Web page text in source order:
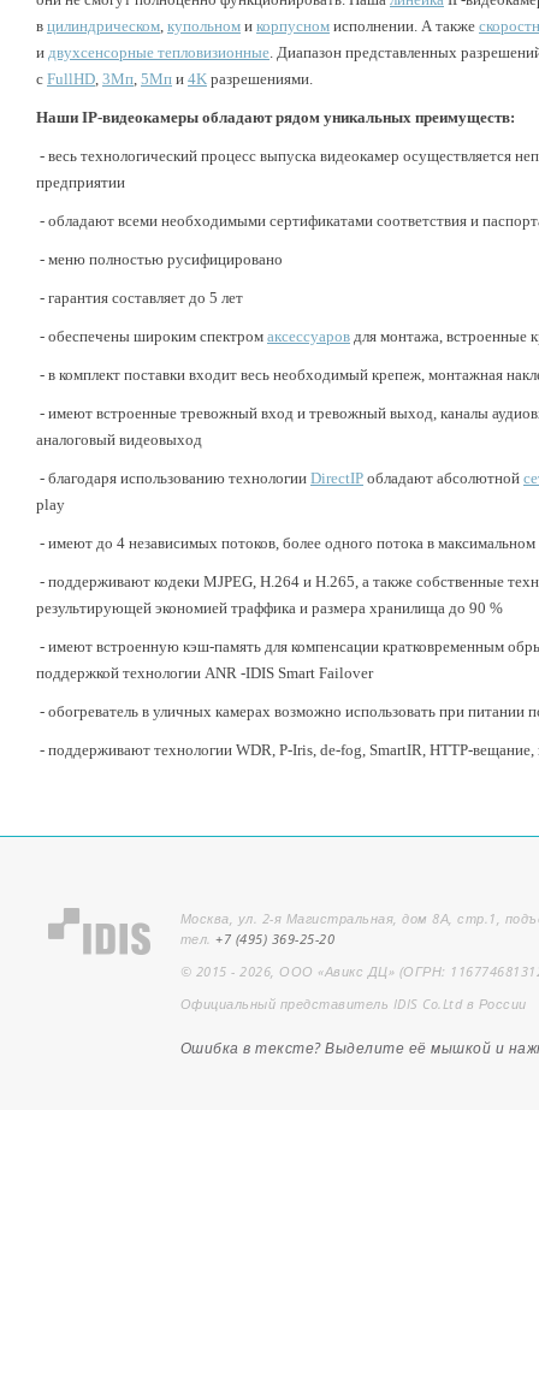
в цилиндрическом, купольном и корпусном исполнении. А также
и двухсенсорные тепловизионные. Диапазон представленных
с FullHD, 3Mп, 5Мп и 4K разрешениями.
Наши IP-видеокамеры обладают рядом уникальных преимуществ:
- весь технологический процесс выпуска видеокамер осуществляется
предприятии
- обладают всеми необходимыми сертификатами соответствия и
- меню полностью русифицировано
- гарантия составляет до 5 лет
- обеспечены широким спектром аксессуаров для монтажа, встроенные
- в комплект поставки входит весь необходимый крепеж, монтажная
- имеют встроенные тревожный вход и тревожный выход, каналы
аналоговый видеовыход
- благодаря использованию технологии DirectIP обладают абсолютной
play
- имеют до 4 независимых потоков, более одного потока в
- поддерживают кодеки MJPEG, H.264 и H.265, а также собственные
результирующей экономией траффика и размера хранилища до 90 %
- имеют встроенную кэш-память для компенсации кратковременным
поддержкой технологии ANR -IDIS Smart Failover
- обогреватель в уличных камерах возможно использовать при питании
- поддерживают технологии WDR, P-Iris, de-fog, SmartIR, HTTP-
Москва, ул. 2-я Магистральная, дом 8А, стр.1,
тел.+7 (495) 369-25-20
© 2015 - 2026, ООО «Авикс ДЦ» (ОГРН:
Официальный представитель IDIS Co.Ltd в России
Ошибка в тексте? Выделите её мышкой и